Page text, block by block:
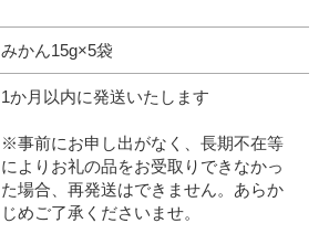
みかん15g×5袋
1か月以内に発送いたします
※事前にお申し出がなく、長期不在等
によりお礼の品をお受取りできなかっ
た場合、再発送はできません。あらか
じめご了承くださいませ。